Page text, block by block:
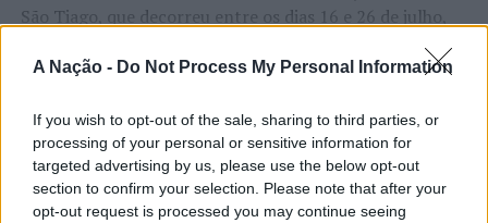
A Nação - Do Not Process My Personal Information
If you wish to opt-out of the sale, sharing to third parties, or
processing of your personal or sensitive information for
targeted advertising by us, please use the below opt-out
section to confirm your selection. Please note that after your
opt-out request is processed you may continue seeing
São Tiago, que decorreu entre os dias 16 e 26 de julho,
certames populares de Portugal. Com origens medievais
tradição, atividade económica, comércio, gastronomia,
animação cultural e divulgação empresarial,
constituindo um dos principais momentos de promoção
do município e da Beira Interior.
CONTINUAR A LER
ATUALIDADE